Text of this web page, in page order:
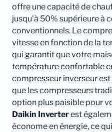
offre une capacité de
jusqu'à 50% supérieure à
conventionnels. Le
vitesse en fonction de la
qui garantit que votre
température confortable
compresseur inverseur
que les compresseurs
option plus paisible pour
Daikin Inverterest
économe en énergie, ce